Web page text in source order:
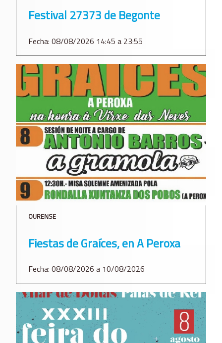
Festival 27373 de Begonte
Fecha: 08/08/2026 14:45 a 23:55
OURENSE
Fiestas de Graíces, en A Peroxa
Fecha: 08/08/2026 a 10/08/2026